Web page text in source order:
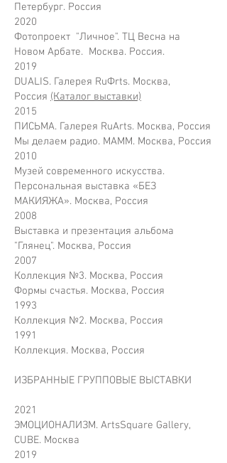
Петербург. Россия
2020
Фотопроект "Личное". ТЦ Весна на
Новом Арбате. Москва. Россия.
2019
DUALIS. Галерея RuФrts. Москва,
Россия (Каталог выставки)
2015
ПИСЬМА. Галерея RuArts. Москва, Россия
Мы делаем радио. МАММ. Москва, Россия
2010
Музей современного искусства.
Персональная выставка «БЕЗ
МАКИЯЖА». Москва, Россия
2008
Выставка и презентация альбома
"Глянец". Москва, Россия
2007
Коллекция №3. Москва, Россия
Формы счастья. Москва, Россия
1993
Коллекция №2. Москва, Россия
1991
Коллекция. Москва, Россия
ИЗБРАННЫЕ ГРУППОВЫЕ ВЫСТАВКИ
2021
ЭМОЦИОНАЛИЗМ. ArtsSquare Gallery,
CUBE. Москва
2019